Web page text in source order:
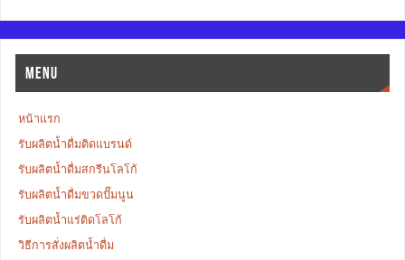
MENU
หน้าแรก
รับผลิตน้ำดื่มติดแบรนด์
รับผลิตน้ำดื่มสกรีนโลโก้
รับผลิตน้ำดื่มขวดปั๊มนูน
รับผลิตน้ำแร่ติดโลโก้
วิธีการสั่งผลิตน้ำดื่ม